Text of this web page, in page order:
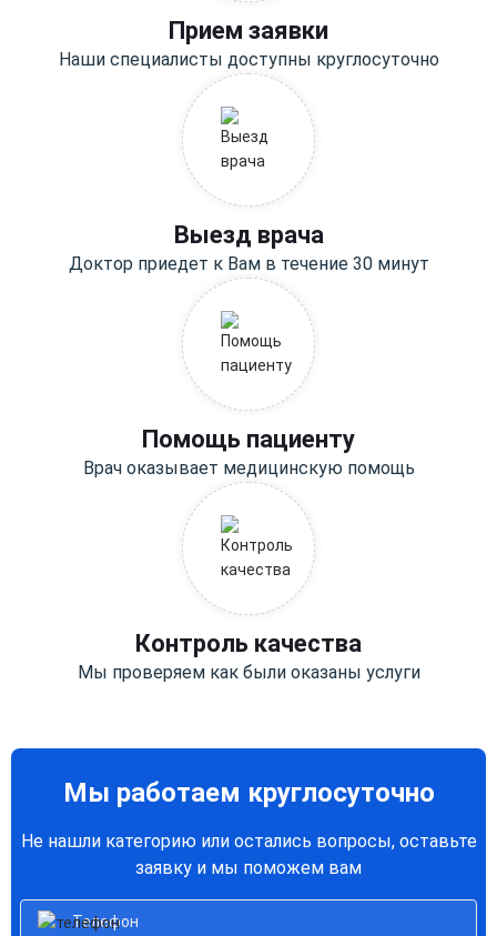
Прием заявки
Наши специалисты доступны круглосуточно
Выезд врача
Доктор приедет к Вам в течение 30 минут
Помощь пациенту
Врач оказывает медицинскую помощь
Контроль качества
Мы проверяем как были оказаны услуги
Мы работаем круглосуточно
Не нашли категорию или остались вопросы, оставьте
заявку и мы поможем вам